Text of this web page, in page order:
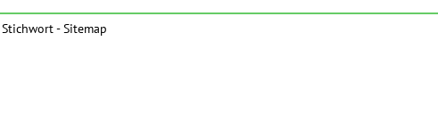
Stichwort-Sitemap